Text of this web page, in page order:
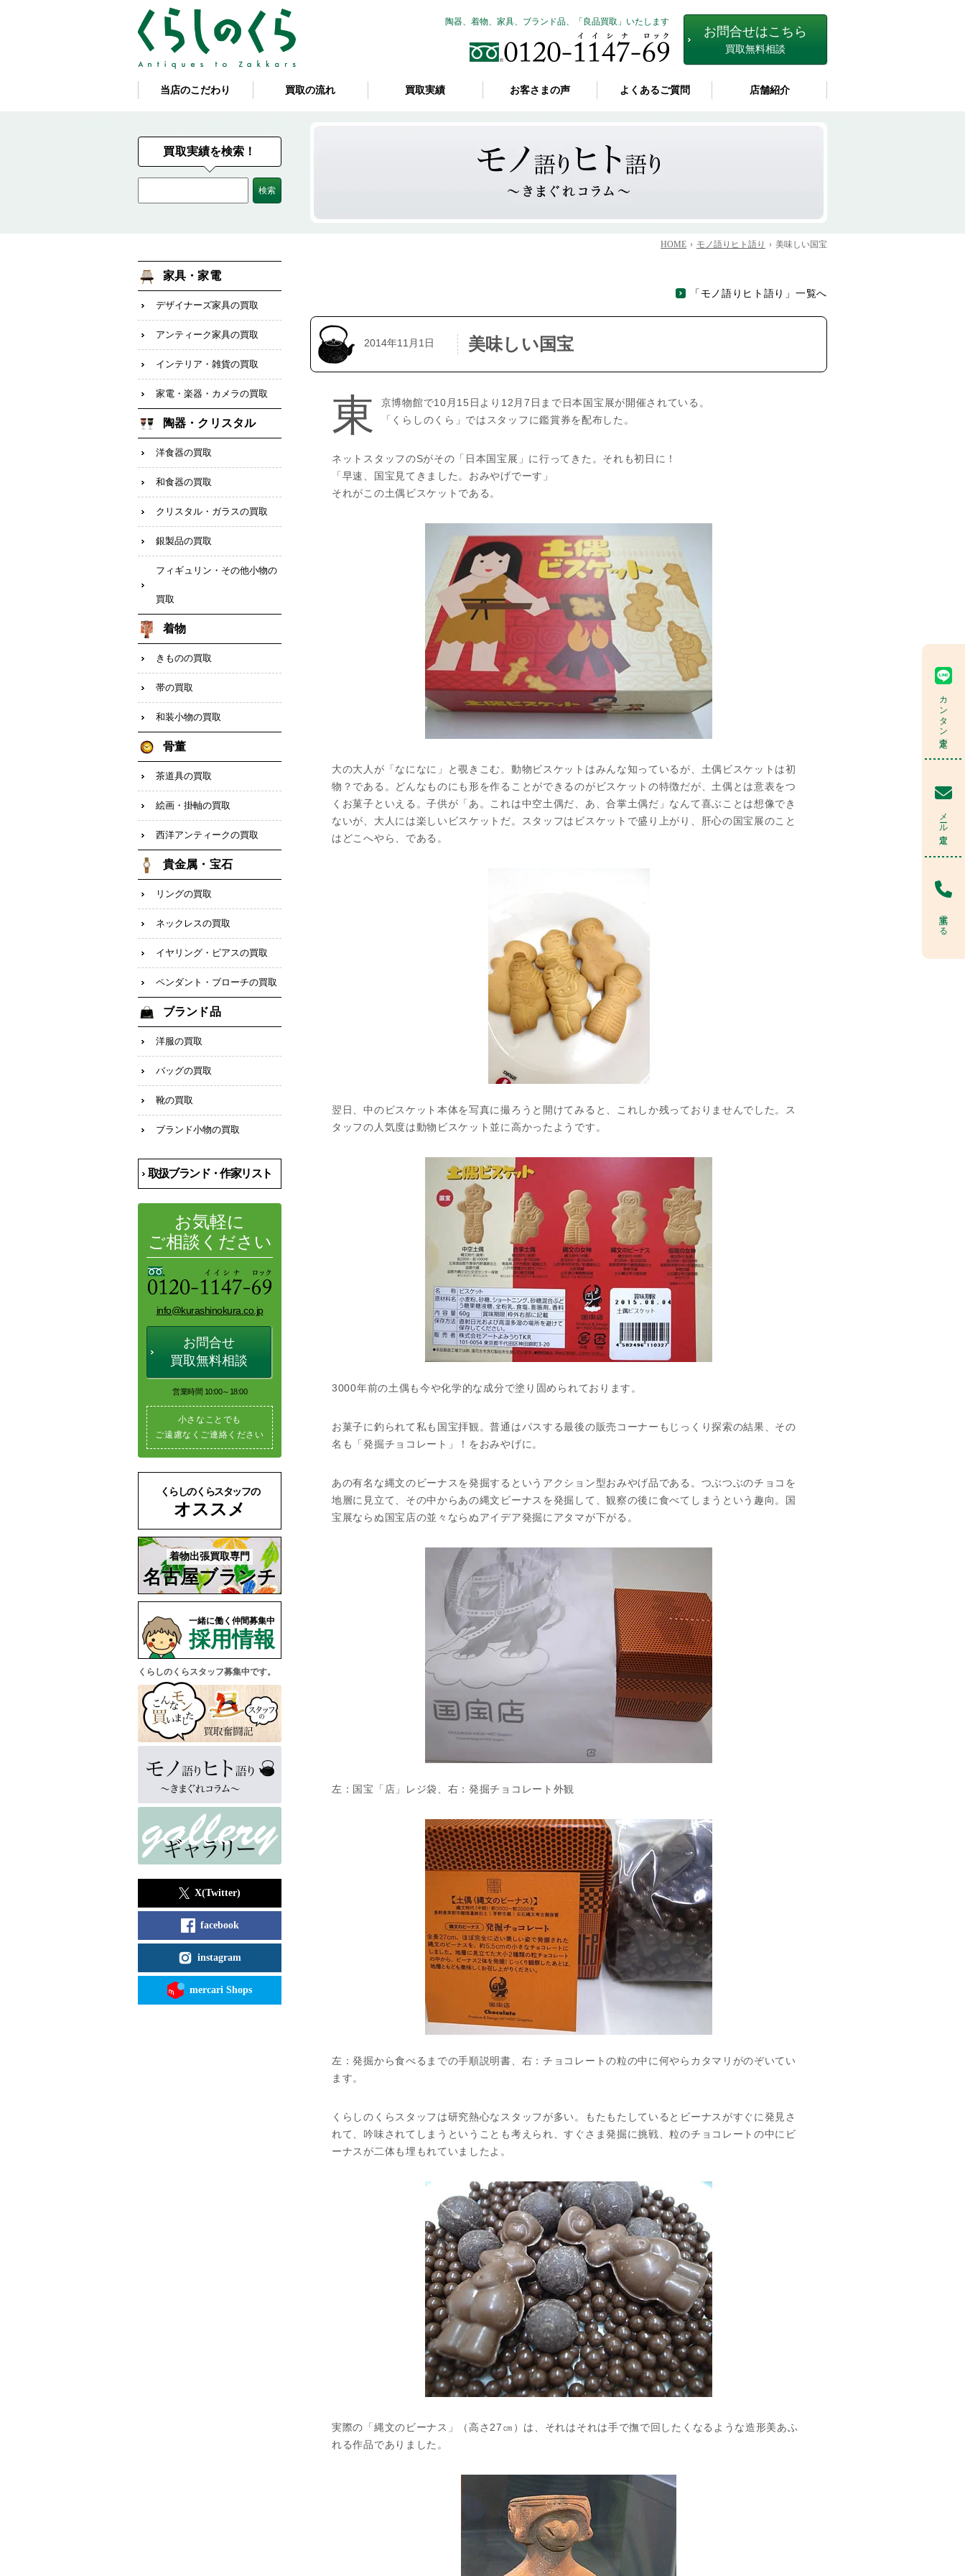
お問合せはこちら
買取無料相談
陶器、着物、家具、ブランド品、「良品買取」いたします
当店のこだわり 買取の流れ 買取実績 お客さまの声 よくあるご質問 店舗紹介
カンタン査定
メール査定
電話する
HOME モノ語りヒト語り 美味しい国宝
「モノ語りヒト語り」一覧へ
2014年11月1日 美味しい国宝
東
京博物館で10月15日より12月7日まで日本国宝展が開催されている。
「くらしのくら」ではスタッフに鑑賞券を配布した。
ネットスタッフのSがその「日本国宝展」に行ってきた。それも初日に！
「早速、国宝見てきました。おみやげでーす」
それがこの土偶ビスケットである。
大の大人が「なになに」と覗きこむ。動物ビスケットはみんな知っているが、土偶ビスケットは初
物？である。どんなものにも形を作ることができるのがビスケットの特徴だが、土偶とは意表をつ
くお菓子といえる。子供が「あ。これは中空土偶だ、あ、合掌土偶だ」なんて喜ぶことは想像でき
ないが、大人には楽しいビスケットだ。スタッフはビスケットで盛り上がり、肝心の国宝展のこと
はどこへやら、である。
翌日、中のビスケット本体を写真に撮ろうと開けてみると、これしか残っておりませんでした。ス
タッフの人気度は動物ビスケット並に高かったようです。
3000年前の土偶も今や化学的な成分で塗り固められております。
お菓子に釣られて私も国宝拝観。普通はパスする最後の販売コーナーもじっくり探索の結果、その
名も「発掘チョコレート」！をおみやげに。
あの有名な縄文のビーナスを発掘するというアクション型おみやげ品である。つぶつぶのチョコを
地層に見立て、その中からあの縄文ビーナスを発掘して、観察の後に食べてしまうという趣向。国
宝展ならぬ国宝店の並々ならぬアイデア発掘にアタマが下がる。
左：国宝「店」レジ袋、右：発掘チョコレート外観
左：発掘から食べるまでの手順説明書、右：チョコレートの粒の中に何やらカタマリがのぞいてい
ます。
くらしのくらスタッフは研究熱心なスタッフが多い。もたもたしているとビーナスがすぐに発見さ
れて、吟味されてしまうということも考えられ、すぐさま発掘に挑戦、粒のチョコレートの中にビ
ーナスが二体も埋もれていましたよ。
実際の「縄文のビーナス」（高さ27㎝）は、それはそれは手で撫で回したくなるような造形美あふ
れる作品でありました。
買取実績を検索！
家具・家電
デザイナーズ家具の買取
アンティーク家具の買取
インテリア・雑貨の買取
家電・楽器・カメラの買取
陶器・クリスタル
洋食器の買取
和食器の買取
クリスタル・ガラスの買取
銀製品の買取
フィギュリン・その他小物の
買取
着物
きものの買取
帯の買取
和装小物の買取
骨董
茶道具の買取
絵画・掛軸の買取
西洋アンティークの買取
貴金属・宝石
リングの買取
ネックレスの買取
イヤリング・ピアスの買取
ペンダント・ブローチの買取
ブランド品
洋服の買取
バッグの買取
靴の買取
ブランド小物の買取
取扱ブランド・作家リスト
お気軽に
ご相談ください
info@kurashinokura.co.jp
お問合せ
買取無料相談
営業時間 10:00～18:00
小さなことでも
ご遠慮なくご連絡ください
くらしのくらスタッフの
オススメ
着物出張買取専門
名古屋ブランチ
一緒に働く仲間募集中
採用情報
くらしのくらスタッフ募集中です。
X(Twitter)
facebook
instagram
mercari Shops